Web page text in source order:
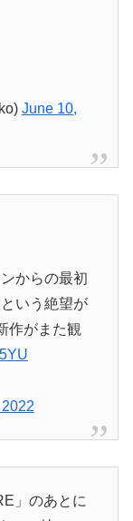
June 10,
からの最初
いう絶望が
作がまた観
」のあとに